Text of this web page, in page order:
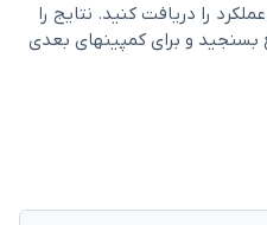
را دریافت کنید. نتایج را
بسنجید و برای کمپینهای بعدی